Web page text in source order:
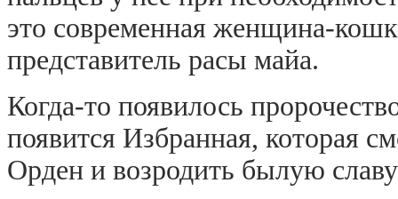
это современная женщина-
представитель расы майа.
Когда-то появилось
появится Избранная, которая
Орден и возродить былую